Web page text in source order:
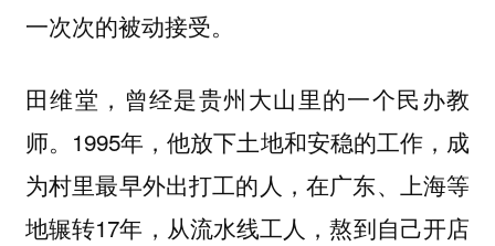
一次次的被动接受。
田维堂，曾经是贵州大山里的一个民办教
师。1995年，他放下土地和安稳的工作，成
为村里最早外出打工的人，在广东、上海等
地辗转17年，从流水线工人，熬到自己开店